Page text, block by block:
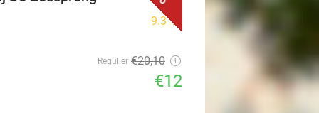
9.3star
Regulier €20,10
€12